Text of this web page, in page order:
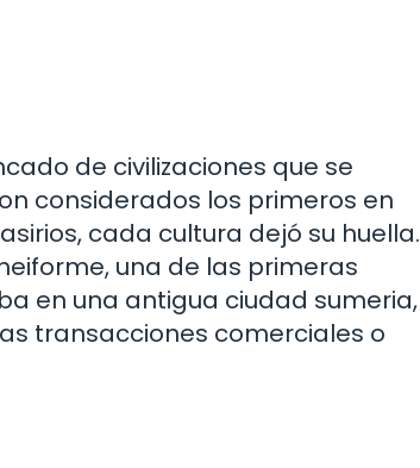
de civilizaciones que se
considerados los primeros en
cada cultura dejó su huella.
una de las primeras
en una antigua ciudad sumeria,
transacciones comerciales o